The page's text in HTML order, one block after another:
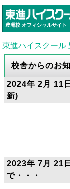
豊洲校 オフィシャルサイト
東進ハイスクール
校舎からのお
2024年 2月 11
新)
2023年 7月 21
で・・・